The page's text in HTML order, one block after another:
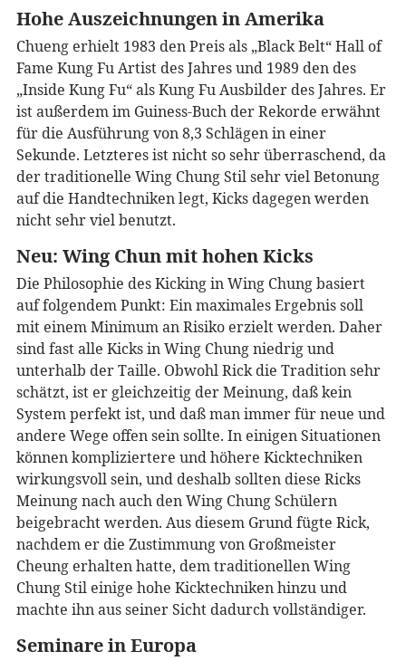
Hohe Auszeichnungen in Amerika
Chueng erhielt 1983 den Preis als „Black Belt“ Hall of
Fame Kung Fu Artist des Jahres und 1989 den des
„Inside Kung Fu“ als Kung Fu Ausbilder des Jahres. Er
ist außerdem im Guiness-Buch der Rekorde erwähnt
für die Ausführung von 8,3 Schlägen in einer
Sekunde. Letzteres ist nicht so sehr überraschend, da
der traditionelle Wing Chung Stil sehr viel Betonung
auf die Handtechniken legt, Kicks dagegen werden
nicht sehr viel benutzt.
Neu: Wing Chun mit hohen Kicks
Die Philosophie des Kicking in Wing Chung basiert
auf folgendem Punkt: Ein maximales Ergebnis soll
mit einem Minimum an Risiko erzielt werden. Daher
sind fast alle Kicks in Wing Chung niedrig und
unterhalb der Taille. Obwohl Rick die Tradition sehr
schätzt, ist er gleichzeitig der Meinung, daß kein
System perfekt ist, und daß man immer für neue und
andere Wege offen sein sollte. In einigen Situationen
können kompliziertere und höhere Kicktechniken
wirkungsvoll sein, und deshalb sollten diese Ricks
Meinung nach auch den Wing Chung Schülern
beigebracht werden. Aus diesem Grund fügte Rick,
nachdem er die Zustimmung von Großmeister
Cheung erhalten hatte, dem traditionellen Wing
Chung Stil einige hohe Kicktechniken hinzu und
machte ihn aus seiner Sicht dadurch vollständiger.
Seminare in Europa